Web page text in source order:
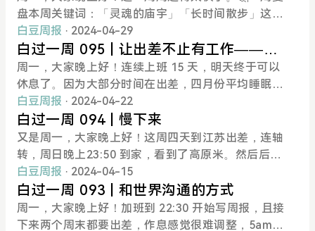
变。记忆力太差，写周报，在多个时间戳上留自己的
「影分身」，存下档，到时候再回来；刻意想一想，
写周报，正好 7
processer）在被其他信息占据的时候，自己很难实
时去发散构建自己的想法。看来还是需要经常性散
步，多走走~周末重装徒步西山，阳台山露营。几个
朋友从其他地方到北京会合，去门头沟阳台山露营，
去年我们是在石家庄会合，去驼梁山露营，已经要成
为一年一次的老友露营聚party了。这次去露营的一
部分线路，八年前就走过，带队「生涯」的开始。八
年前的朋友这次也还在，也是一种幸福。不过，八年
前是
元，先到先得。🤔一周复盘本周关键词：「被动中
断」「效能」中断是生产力杀手。无论是自己在一个
50 分钟的番茄闹钟的工作流中被打断，还是自己坚持
的日课被打断，重新回复到原来的状态，都要多耗费
一些神力。题目本来想写《被动中断损害效率》，后
还是更改为了「效能」。「效能」更侧重自己在较长
的一段时间能够完成的任务，产出的成果，而「效
率」则强调自己在单位时间做更多事情。我之前很追
求效率，在短时间完成很多事情。然而有时候效率提
高的代价是损害了身体、耽误了其他更重要的事。追
求效能，拉远视角，拉长时间线，让自己不紧不慢地
达成自己的目标，产出成果，很踏实，不会慌慌
西？」三个人用腾讯会议进行的一个小分享，锻炼一
下自己的表达能力，同时也还能接着机会总结一下。
我们仨一致觉得非常好。我这一个月在 Anki 使用、
间歇性复习上也确实每天都投入了很多实践，对要分
享的内容还是非常有信心。再加上看了很多遍《How
to speak》，对如何做好一个演讲，如何传达自己的
想法也有信心，但实际我拖延到最后一天才开始撰写
自己要分享内容的框架，最后在和朋友们讲之前，自
己也没有完整讲一遍。当自己准备不足的时候，精神
就更紧张，紧张就更 容易忘词，忘词就更影响发挥。
我当时还打算用两台电脑参会，一个展示自己，另一
个俯拍桌面，没有用PPT，到时候直接自己手写板
书，调动大家的镜像神经元。想得挺好，不过到演示
盘本周关键词：「灵魂的庙宇」「长时间散步」这周
没有出差，且还调休了两天，本以为状态会回复过
来。但发现长时间缺觉 + 紧张忙碌，身体还是很累，
脸上也频频爆痘。大脑放跑了很多有趣的想法。朋友
说要照顾好灵魂的庙宇，确实非常有道理。五一还是
以休息为主吧。这周最大的一个尝试是：每天都至少
保证了 30 分钟的散步。最长一次散步是 90 分钟，调
休那天，随便从一个地铁站出来，刻意没有看电子地
图，顺着图书馆大致的方向，散步走了 90 分钟，很
舒服，脑子先放空，后又自动蹦出来一些平常不会联
系到一起的想法。工作日和同事走路 15 分钟到一个
称重的餐厅吃饭，相对健康，菜品种类也很多。而且
我还会在下午 3 点左右，自己下楼走两圈，有时候刷
白豆周报 · 2024-04-29
白过一周 095 | 让出差不止有工作——现
实共振阅读
周一，大家晚上好！连续上班 15 天，明天终于可以
休息了。因为大部分时间在出差，四月份平均睡眠时
间被拉低到了 6.5 小时，晚上睡觉胡思八想的「炼
丹」时间基本没了，感觉大脑木头了不少。🤔一周复
盘本周关键词：「德清」「现实共振阅读」这周前两
天筹备出差的工作，五天在出差，不过这次比上次工
作任务少了些。上周尝试在说话上「慢下来」之后，
尝试也在处理工作和其他事情上也刻意放慢速度，从
容不少。去德清出差的地铁上，我找了本《德清清地
流》在高铁上读了一半，到德清的第一天，在德清的
白豆周报 · 2024-04-22
白过一周 094 | 慢下来
又是周一，大家晚上好！这周四天到江苏出差，连轴
转，周日晚上23:50 到家，看到了高原米。然后后天
继续出差。🤔一周复盘本周关键词：「慢下来」这周
四天出差办活动，没出差前也在筹备。工作事情比较
多，个人自由时间少了很多。出差会和客户、领导们
在一块的时间很多。我并不太擅长这种交际。会很紧
白豆周报 · 2024-04-15
白过一周 093 | 和世界沟通的方式
周一，大家晚上好！加班到 22:30 开始写周报，且接
下来两个周末都要出差，作息感觉很难调整，5ampr